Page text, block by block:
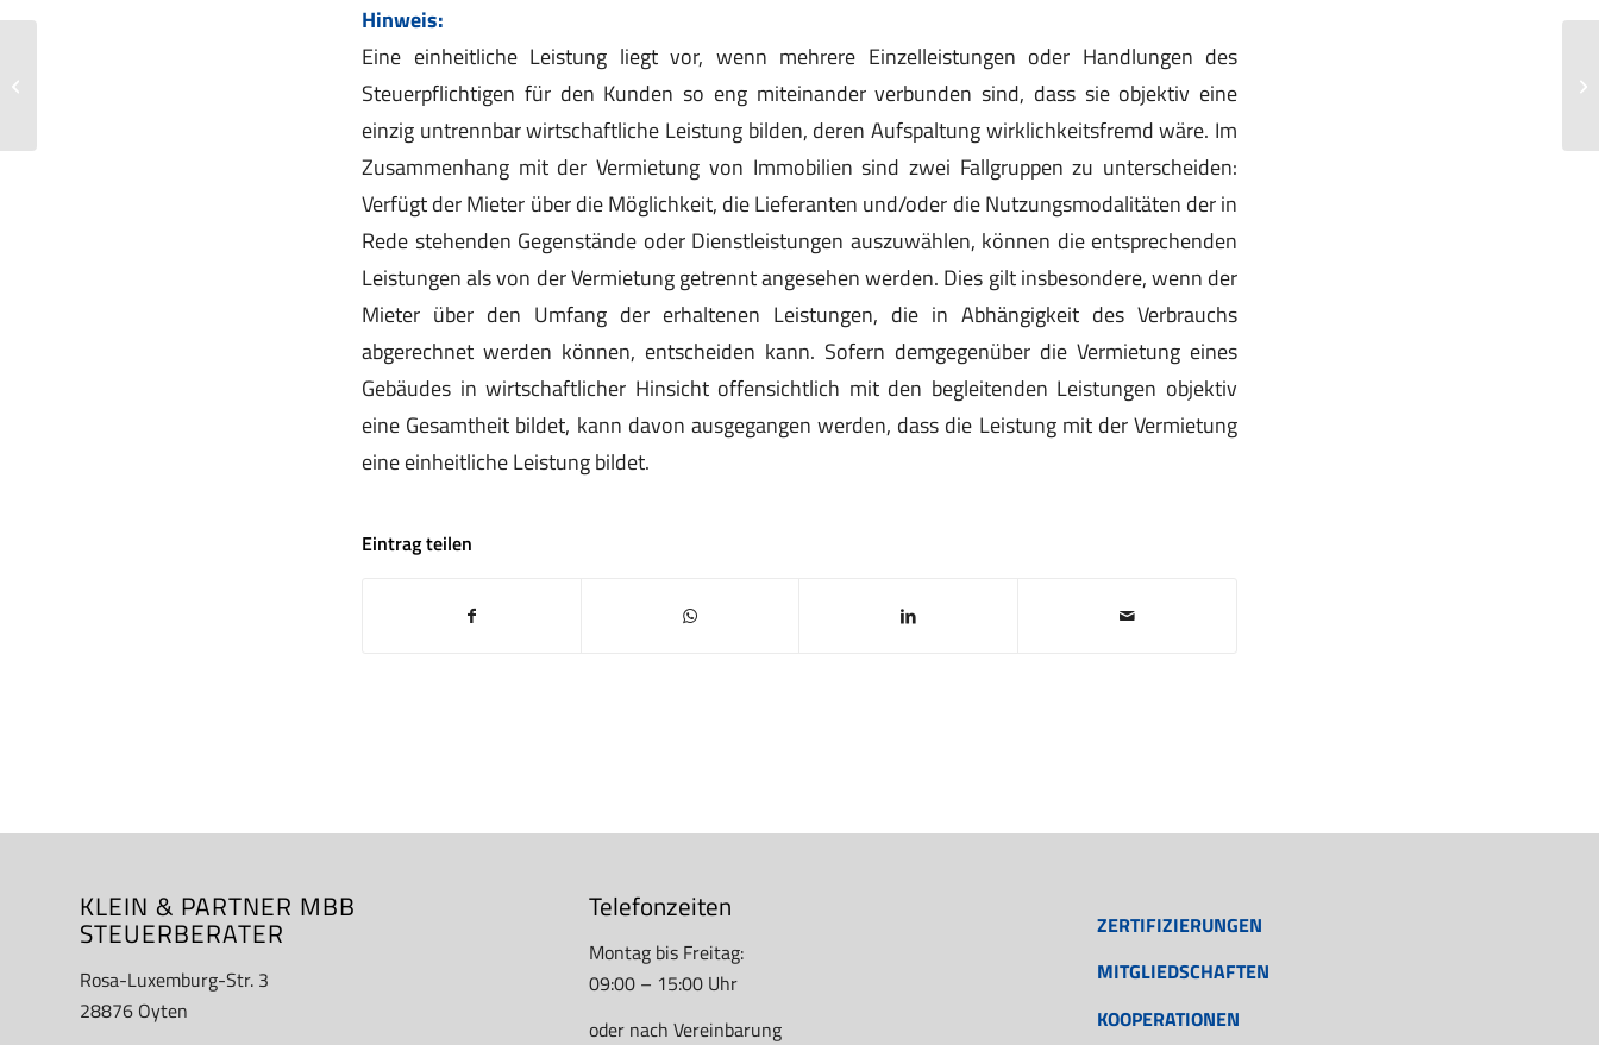
Hinweis:
Eine einheitliche Leistung liegt vor, wenn mehrere Einzelleistungen oder Handlungen des
Steuerpflichtigen für den Kunden so eng miteinander verbunden sind, dass sie objektiv eine
einzig untrennbar wirtschaftliche Leistung bilden, deren Aufspaltung wirklichkeitsfremd wäre. Im
Zusammenhang mit der Vermietung von Immobilien sind zwei Fallgruppen zu unterscheiden:
Verfügt der Mieter über die Möglichkeit, die Lieferanten und/oder die Nutzungsmodalitäten der in
Rede stehenden Gegenstände oder Dienstleistungen auszuwählen, können die entsprechenden
Leistungen als von der Vermietung getrennt angesehen werden. Dies gilt insbesondere, wenn der
Mieter über den Umfang der erhaltenen Leistungen, die in Abhängigkeit des Verbrauchs
abgerechnet werden können, entscheiden kann. Sofern demgegenüber die Vermietung eines
Gebäudes in wirtschaftlicher Hinsicht offensichtlich mit den begleitenden Leistungen objektiv
eine Gesamtheit bildet, kann davon ausgegangen werden, dass die Leistung mit der Vermietung
eine einheitliche Leistung bildet.
Eintrag teilen
KLEIN & PARTNER MBB
STEUERBERATER
Rosa-Luxemburg-Str. 3
28876 Oyten
Telefonzeiten
Montag bis Freitag:
09:00 – 15:00 Uhr
oder nach Vereinbarung
ZERTIFIZIERUNGEN
MITGLIEDSCHAFTEN
KOOPERATIONEN